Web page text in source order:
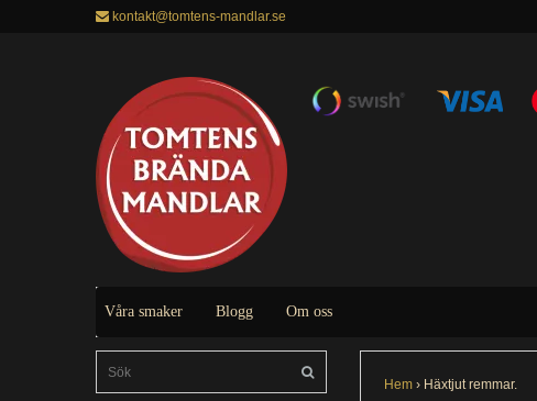
kontakt@tomtens-mandlar.se
Våra smaker Blogg Om oss
Hem › Häxtjut remmar.